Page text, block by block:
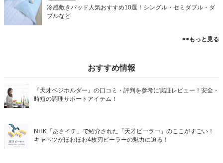
冷感敷きパッド人気おすすめ10選！シングル・セミダブル・ダ
ブルなど
>>もっと見る
おすすめ情報
『天才ベジホルダー』の口コミ・評判を参考に実証レビュー！安全・
時短の調理サポートアイテム！
NHK「あさイチ」で紹介された「天才ピーラー」のここがすごい！
キャベツがほわほわ4枚刃ピーラーの魅力に迫る！